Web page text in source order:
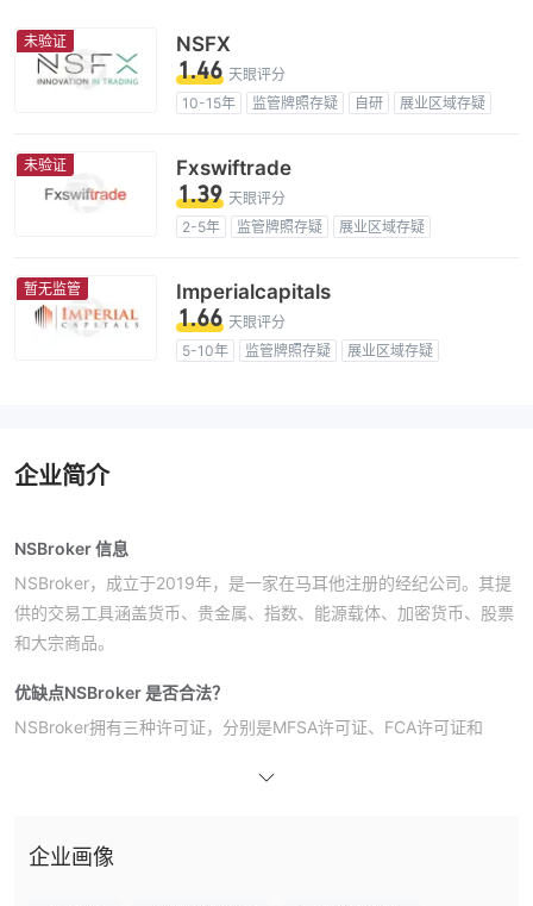
未验证 NSFX
1.46 天眼评分
10-15年
监管牌照存疑 自研
展业区域存疑
未验证
Fxswiftrade
1.39 天眼评分
2-5年
监管牌照存疑
展业区域存疑
暂无监管
Imperialcapitals
1.66 天眼评分
5-10年
监管牌照存疑
展业区域存疑
企业简介
NSBroker 信息
NSBroker，成立于2019年，是一家在马耳他注册的经纪公司。其提
供的交易工具涵盖货币、贵金属、指数、能源载体、加密货币、股票
和大宗商品。
优缺点NSBroker 是否合法？
NSBroker拥有三种许可证，分别是MFSA许可证、FCA许可证和
克隆，因此在马耳他只受MFSA监管。
NSBroker为交易者提供交易货币、贵金属、指数、能源载体、加密
企业画像